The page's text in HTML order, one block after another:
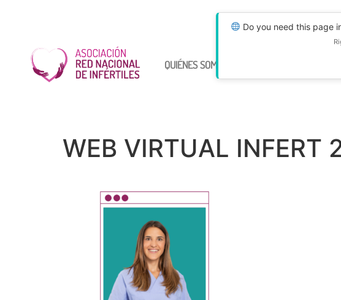
Do you need this page
QUIÉNES SOMOS
WEB VIRTUAL INFERT